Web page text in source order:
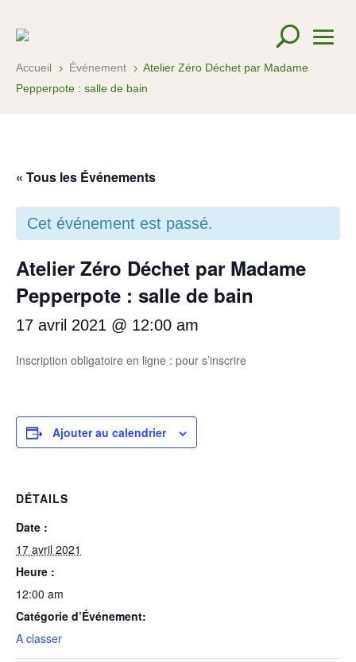
Accueil 5 Événement 5 Atelier Zéro Déchet par Madame
Pepperpote : salle de bain
« Tous les Événements
Cet événement est passé.
Atelier Zéro Déchet par Madame
Pepperpote : salle de bain
17 avril 2021 @ 12:00 am
Inscription obligatoire en ligne : pour s’inscrire
Ajouter au calendrier
DÉTAILS
Date :
17 avril 2021
Heure :
12:00 am
Catégorie d’Événement:
A classer